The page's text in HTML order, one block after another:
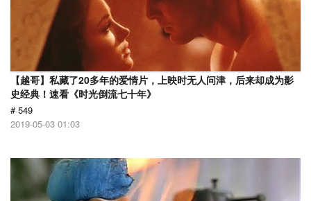
【越哥】私藏了20多年的爱情片，上映时无人问津，后来却成为影
史经典！速看《时光倒流七十年》
# 549
2019-05-03 01:03